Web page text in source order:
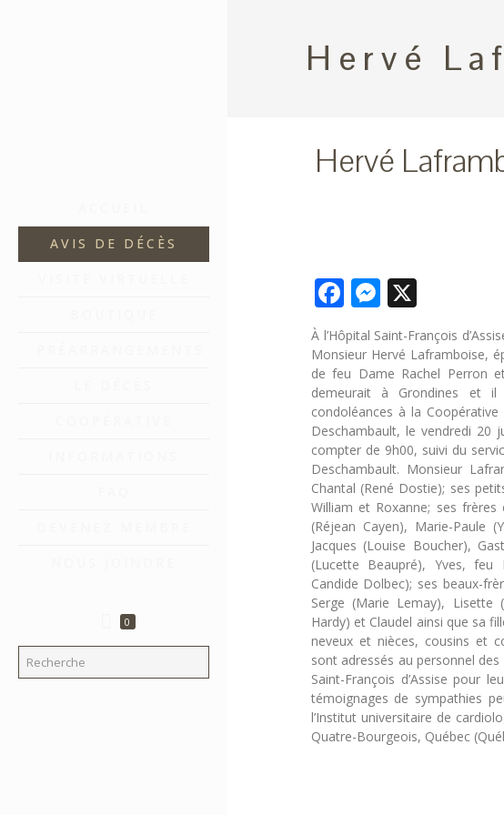
AVIS DE DÉCÈS
0
Hervé
Hervé
Facebook
X
À l’Hôpital Saint-François
Monsieur Hervé Laframboise,
de feu Dame Rachel Perron
demeurait à Grondines et
condoléances à la
Deschambault, le vendredi 20
compter de 9h00, suivi du
Deschambault. Monsieur
Chantal (René Dostie); ses
William et Roxanne; ses frères
(Réjean Cayen), Marie-Paule
Jacques (Louise Boucher),
(Lucette Beaupré), Yves, feu
Candide Dolbec); ses beaux-
Serge (Marie Lemay), Lisette
Hardy) et Claudel ainsi que sa
neveux et nièces, cousins et
sont adressés au personnel
Saint-François d’Assise pour
témoignages de sympathies
l’Institut universitaire de
Quatre-Bourgeois, Québec